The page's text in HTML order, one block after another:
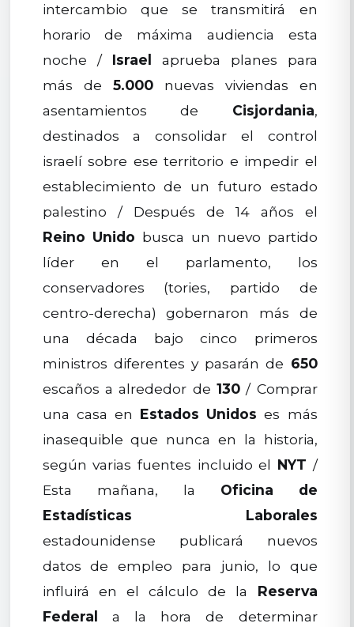
intercambio que se transmitirá en
horario de máxima audiencia esta
noche / Israel
aprueba planes para
más de 5.000nuevas viviendas en
asentamientos de Cisjordania,
destinados a consolidar el control
israelí sobre ese territorio e impedir el
establecimiento de un futuro estado
palestino / Después de 14 años el
Reino Unido busca un nuevo partido
líder en el parlamento, los
conservadores (tories, partido de
centro-derecha) gobernaron más de
una década bajo cinco primeros
ministros diferentes y pasarán de 650
escaños a alrededor de 130/ Comprar
una casa en Estados Unidos es más
inasequible que nunca en la historia,
según varias fuentes incluido el NYT /
Esta mañana, la Oficina de
Estadísticas Laborales
estadounidense publicará nuevos
datos de empleo para junio, lo que
influirá en el cálculo de la Reserva
Federal
a la hora de determinar